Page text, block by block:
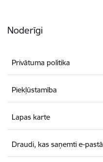
Noderīgi
Privātuma politika
Piekļūstamība
Lapas karte
Draudi, kas saņemti e-pastā